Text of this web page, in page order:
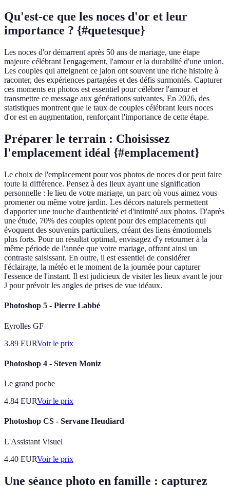
Qu'est-ce que les noces d'or et leur
importance ? {#quetesque}
Les noces d'or démarrent après 50 ans de mariage, une étape
majeure célébrant l'engagement, l'amour et la durabilité d'une union.
Les couples qui atteignent ce jalon ont souvent une riche histoire à
raconter, des expériences partagées et des défis surmontés. Capturer
ces moments en photos est essentiel pour célébrer l'amour et
transmettre ce message aux générations suivantes. En 2026, des
statistiques montrent que le taux de couples célébrant leurs noces
d'or est en augmentation, renforçant l'importance de cette étape.
Préparer le terrain : Choisissez
l'emplacement idéal {#emplacement}
Le choix de l'emplacement pour vos photos de noces d'or peut faire
toute la différence. Pensez à des lieux ayant une signification
personnelle : le lieu de votre mariage, un parc où vous aimez vous
promener ou même votre jardin. Les décors naturels permettent
d'apporter une touche d'authenticité et d'intimité aux photos. D'après
une étude, 70% des couples optent pour des emplacements qui
évoquent des souvenirs particuliers, créant des liens émotionnels
plus forts. Pour un résultat optimal, envisagez d'y retourner à la
même période de l'année que votre mariage, offrant ainsi un
contraste saisissant. En outre, il est essentiel de considérer
l'éclairage, la météo et le moment de la journée pour capturer
l'essence de l'instant. Il est judicieux de visiter les lieux avant le jour
J pour prévoir les angles de prises de vue idéaux.
Photoshop 5 - Pierre Labbé
Eyrolles GF
3.89 EURVoir le prix
Photoshop 4 - Steven Moniz
Le grand poche
4.84 EURVoir le prix
Photoshop CS - Servane Heudiard
L'Assistant Visuel
4.40 EURVoir le prix
Une séance photo en famille : capturez